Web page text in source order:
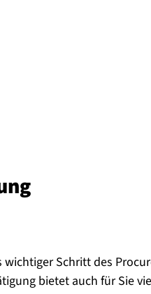
Schritt des
bietet auch für Sie